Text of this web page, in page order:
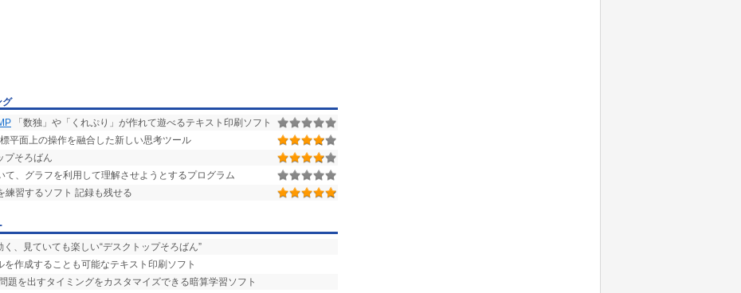
グ
「数独」や「くれぷり」が作れて遊べるテキスト印刷ソフト
平面上の操作を融合した新しい思考ツール
プそろばん
て、グラフを利用して理解させようとするプログラム
練習するソフト 記録も残せる
、見ていても楽しい“デスクトップそろばん”
作成することも可能なテキスト印刷ソフト
題を出すタイミングをカスタマイズできる暗算学習ソフト